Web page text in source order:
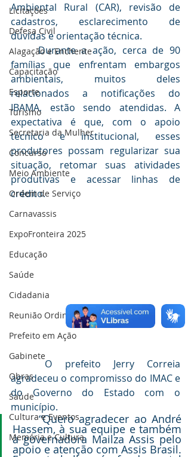
Licitações
Defesa Civil
Alagação e Enchente
Capacitação
Esporte
Turismo
Secretaria da Mulher
Concurso
Meio Ambiente
Ordem de Serviço
Carnavassis
ExpoFronteira 2025
Educação
Saúde
Cidadania
Reunião Ordinária da (CIR)
Prefeito em Ação
Gabinete
Obras
Saúde
Cultura e Eventos
Memória e Cultura
Ambiental Rural (CAR), revisão de
cadastros, esclarecimento de
dúvidas e orientação técnica.
	Durante a ação, cerca de 90
famílias que enfrentam embargos
ambientais, muitos deles
relacionados a notificações do
IBAMA, estão sendo atendidas. A
expectativa é que, com o apoio
técnico e institucional, esses
produtores possam regularizar sua
situação, retomar suas atividades
produtivas e acessar linhas de
crédito.
agradeceu o compromisso do IMAC e
do Governo do Estado com o
município.
	“Quero agradecer ao André
Hassem, à sua equipe e também
à governadora Mailza Assis pelo
apoio e atenção com Assis Brasil.